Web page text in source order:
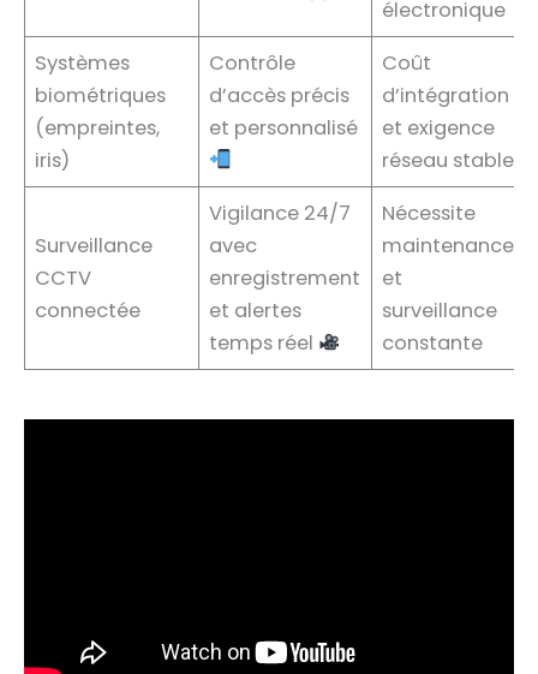
électronique
Systèmes
biométriques
(empreintes,
iris)
Contrôle
d’accès précis
et personnalisé
Coût
d’intégration
et exigence
réseau stable
Surveillance
CCTV
connectée
Vigilance 24/7
avec
enregistrement
et alertes
temps réel
Nécessite
maintenance
et
surveillance
constante